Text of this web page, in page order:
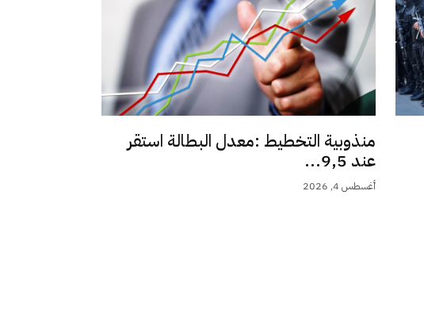
منذوبية التخطيط :معدل البطالة استقر
عند 9,5...
أغسطس 4, 2026